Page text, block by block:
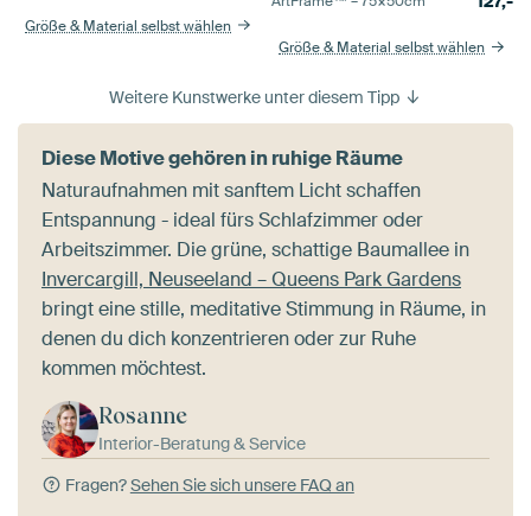
Größe & Material selbst wählen
Größe & Material selbst wählen
Weitere Kunstwerke unter diesem Tipp
Diese Motive gehören in ruhige Räume
Naturaufnahmen mit sanftem Licht schaffen
Entspannung - ideal fürs Schlafzimmer oder
Arbeitszimmer. Die grüne, schattige Baumallee in
Invercargill, Neuseeland – Queens Park Gardens
bringt eine stille, meditative Stimmung in Räume, in
denen du dich konzentrieren oder zur Ruhe
kommen möchtest.
Rosanne
Interior-Beratung & Service
Fragen?Sehen Sie sich unsere FAQ an